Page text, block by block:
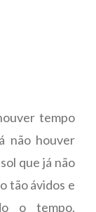
tempo
não houver
que já não
tão ávidos e
o tempo.